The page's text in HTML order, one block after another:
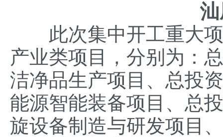
此次集中开工重大项
产业类项目，分别为：
洁净品生产项目、总投
能源智能装备项目、总
旋设备制造与研发项目